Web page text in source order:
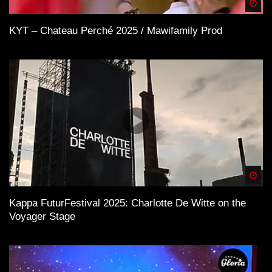
KYT – Chateau Perché 2025 / Mawifamily Prod
Kappa FuturFestival 2025: Charlotte De Witte on the
Voyager Stage